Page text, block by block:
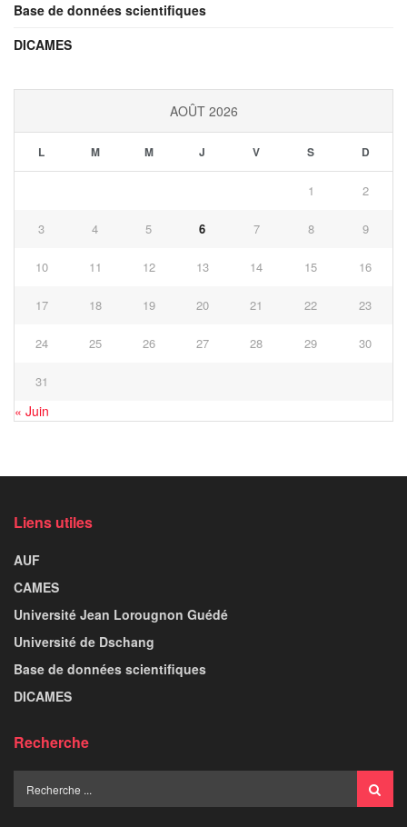
Base de données scientifiques
DICAMES
AOÛT 2026
L M M J V S D
1 2
3 4 5 6 7 8 9
10 11 12 13 14 15 16
17 18 19 20 21 22 23
24 25 26 27 28 29 30
31
« Juin
Liens utiles
AUF
CAMES
Université Jean Lorougnon Guédé
Université de Dschang
Base de données scientifiques
DICAMES
Recherche